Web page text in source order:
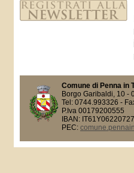
Comune di Penna in
Borgo Garibaldi, 10 -
Tel: 0744.993326 -
P.Iva 00179200555
IBAN:
PEC: